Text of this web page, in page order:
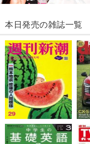
本日発売の雑誌一覧